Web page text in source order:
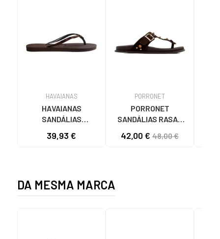
HAVAIANAS
HAVAIANAS
SANDÁLIAS
MULHER MARRóN
39,93 €
PORRONET
PORRONET
SANDÁLIAS RASAS
FIVELA MARRóN
42,00 € 48,00 €
DA MESMA MARCA